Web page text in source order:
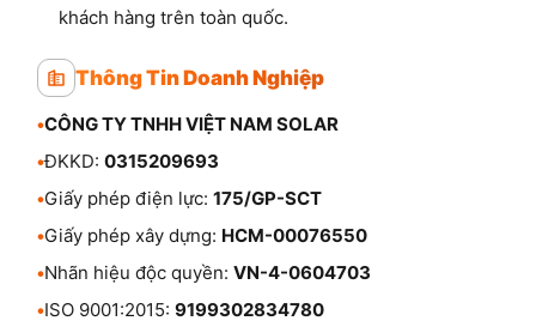
khách hàng trên toàn quốc.
Thông Tin Doanh Nghiệp
•CÔNG TY TNHH VIỆT NAM SOLAR
•ĐKKD: 0315209693
•Giấy phép điện lực: 175/GP-SCT
•Giấy phép xây dựng: HCM-00076550
•Nhãn hiệu độc quyền: VN-4-0604703
•ISO 9001:2015: 9199302834780